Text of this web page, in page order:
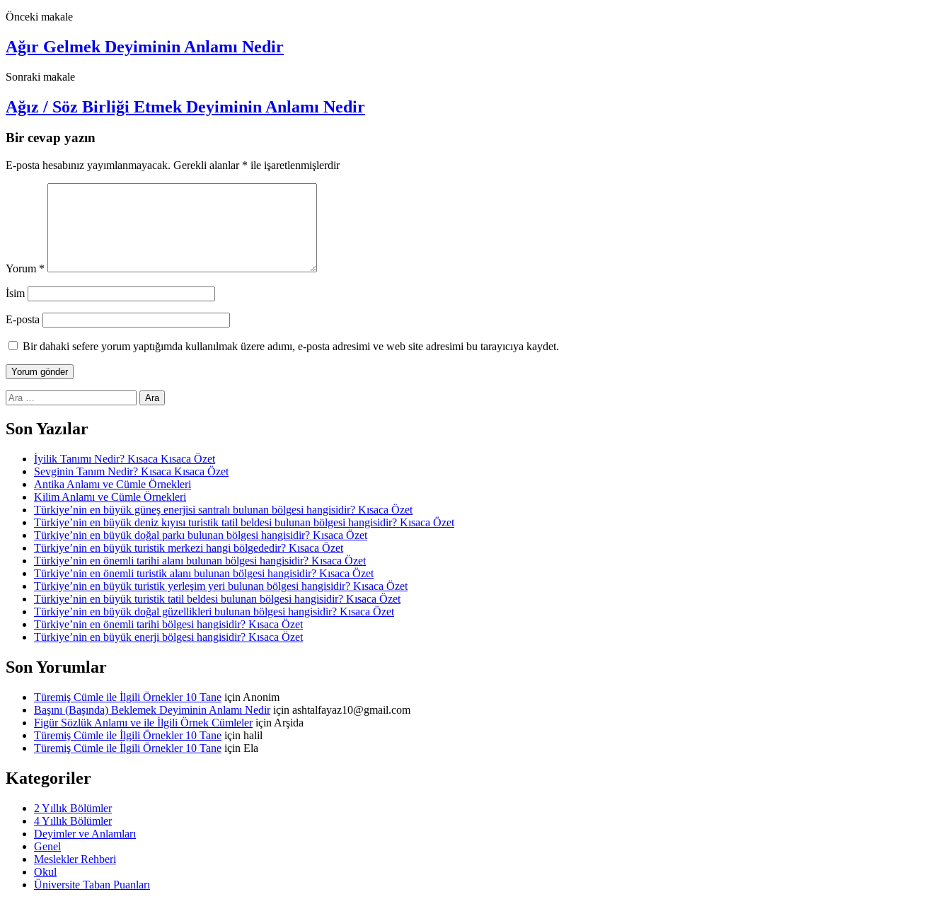
Önceki makale
Ağır Gelmek Deyiminin Anlamı Nedir
Sonraki makale
Ağız / Söz Birliği Etmek Deyiminin Anlamı Nedir
Bir cevap yazın
E-posta hesabınız yayımlanmayacak. Gerekli alanlar * ile işaretlenmişlerdir
Yorum *
İsim
E-posta
Bir dahaki sefere yorum yaptığımda kullanılmak üzere adımı, e-posta adresimi ve web site adresimi bu tarayıcıya kaydet.
Arama:
Son Yazılar
İyilik Tanımı Nedir? Kısaca Kısaca Özet
Sevginin Tanım Nedir? Kısaca Kısaca Özet
Antika Anlamı ve Cümle Örnekleri
Kilim Anlamı ve Cümle Örnekleri
Türkiye’nin en büyük güneş enerjisi santralı bulunan bölgesi hangisidir? Kısaca Özet
Türkiye’nin en büyük deniz kıyısı turistik tatil beldesi bulunan bölgesi hangisidir? Kısaca Özet
Türkiye’nin en büyük doğal parkı bulunan bölgesi hangisidir? Kısaca Özet
Türkiye’nin en büyük turistik merkezi hangi bölgededir? Kısaca Özet
Türkiye’nin en önemli tarihi alanı bulunan bölgesi hangisidir? Kısaca Özet
Türkiye’nin en önemli turistik alanı bulunan bölgesi hangisidir? Kısaca Özet
Türkiye’nin en büyük turistik yerleşim yeri bulunan bölgesi hangisidir? Kısaca Özet
Türkiye’nin en büyük turistik tatil beldesi bulunan bölgesi hangisidir? Kısaca Özet
Türkiye’nin en büyük doğal güzellikleri bulunan bölgesi hangisidir? Kısaca Özet
Türkiye’nin en önemli tarihi bölgesi hangisidir? Kısaca Özet
Türkiye’nin en büyük enerji bölgesi hangisidir? Kısaca Özet
Son Yorumlar
Türemiş Cümle ile İlgili Örnekler 10 Tane için Anonim
Başını (Başında) Beklemek Deyiminin Anlamı Nediriçin ashtalfayaz10@gmail.com
Figür Sözlük Anlamı ve ile İlgili Örnek Cümleleriçin Arşida
Türemiş Cümle ile İlgili Örnekler 10 Tane için halil
Türemiş Cümle ile İlgili Örnekler 10 Tane için Ela
Kategoriler
2 Yıllık Bölümler
4 Yıllık Bölümler
Deyimler ve Anlamları
Genel
Meslekler Rehberi
Okul
Üniversite Taban Puanları